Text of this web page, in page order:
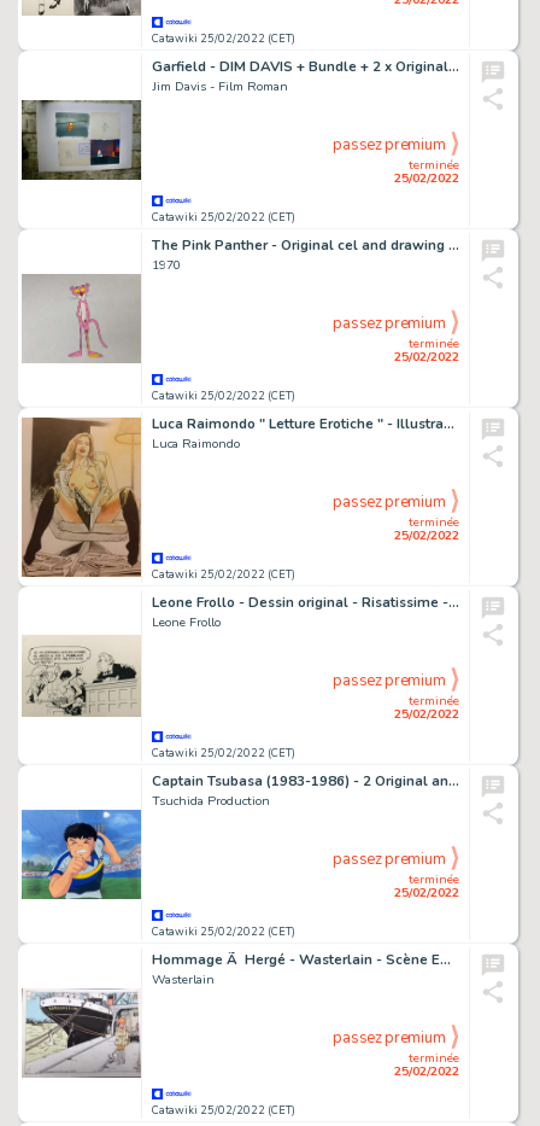
Catawiki 25/02/2022 (CET)
Garfield - DIM DAVIS + Bundle + 2 x Original Animation Cels + 2 x Drawing + Certifikat of Authenticity - Exemplaire unique - (1988/1994)
Jim Davis - Film Roman
Catawiki 25/02/2022 (CET)
terminée
25/02/2022
passez premium
The Pink Panther - Original cel and drawing of The Pink Panther playing golf
1970
Catawiki 25/02/2022 (CET)
terminée
25/02/2022
passez premium
Luca Raimondo " Letture Erotiche " - Illustrazione originale firmata - Page volante - Exemplaire unique - (2022)
Luca Raimondo
Catawiki 25/02/2022 (CET)
terminée
25/02/2022
passez premium
Leone Frollo - Dessin original - Risatissime - Format: 23 x 16 cm. - (1984)
Leone Frollo
Catawiki 25/02/2022 (CET)
terminée
25/02/2022
passez premium
Captain Tsubasa (1983-1986) - 2 Original animation cels and drawings
Tsuchida Production
Catawiki 25/02/2022 (CET)
terminée
25/02/2022
passez premium
Hommage Ã Hergé - Wasterlain - Scène Emblématique Â«Â Le Crabe aux Pinces d'OrÂ Â»
Wasterlain
Catawiki 25/02/2022 (CET)
terminée
25/02/2022
passez premium